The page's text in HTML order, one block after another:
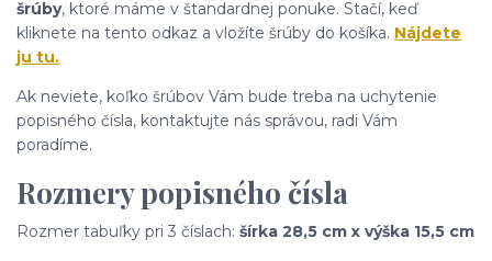
šrúby, ktoré máme v štandardnej ponuke. Stačí, keď
kliknete na tento odkaz a vložíte šrúby do košíka. Nájdete
ju tu.
Ak neviete, koľko šrúbov Vám bude treba na uchytenie
popisného čísla, kontaktujte nás správou, radi Vám
poradíme.
Rozmery popisného čísla
Rozmer tabuľky pri 3 číslach: šírka 28,5 cm x výška 15,5 cm